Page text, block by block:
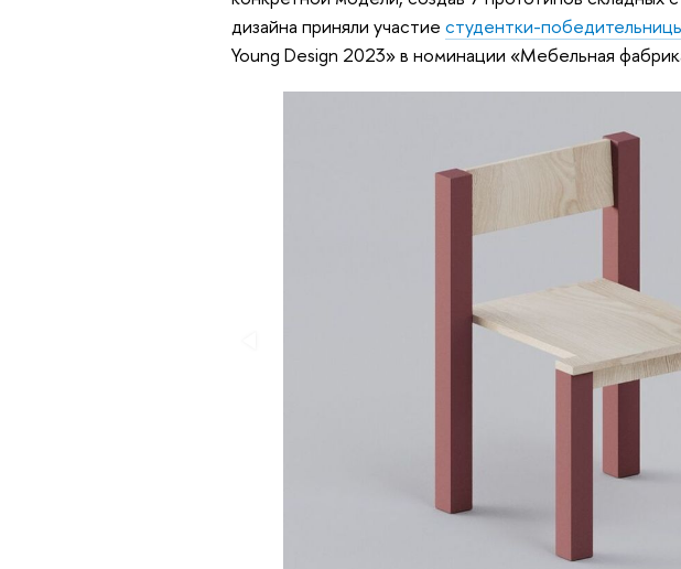
дизайна приняли участие студентки-
Young Design 2023» в номинации «Мебельная